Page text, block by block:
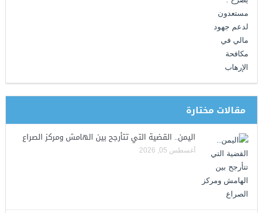
مقالات مختارة
اليمن.. القضية التي تتأرجح بين الهامش ومركز الصراع
أغسطس 05, 2026